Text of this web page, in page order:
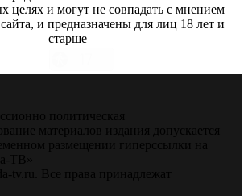
целях и могут не совпадать с мнением
и предназначены для лиц 18 лет и
старше
политическая
материалов издания допускается
размещении гиперссылки на
ТВ»
tv.ru. Все права принадлежат